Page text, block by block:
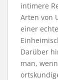
intimere
Arten von
einer
Darüber
man,